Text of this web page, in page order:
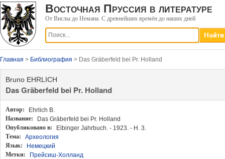
Восточная Пруссия в литературе
От Вислы до Немана. С древнейших времён до наших дней
Главная > Библиография > Das Gräberfeld bei Pr. Holland
Bruno EHRLICH
Das Gräberfeld bei Pr. Holland
Автор:
Ehrlich B.
Название:
Das Gräberfeld bei Pr. Holland
Опубликовано в:
Elbinger Jahrbuch. - 1923. - H. 3.
Тема:
Археология
Язык:
Немецкий
Метки:
Прейсиш-Холланд